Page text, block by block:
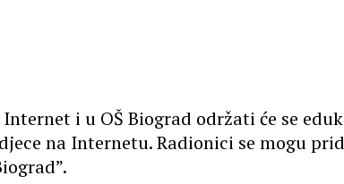
i u OŠ Biograd održati će se
na Internetu. Radionici se mogu